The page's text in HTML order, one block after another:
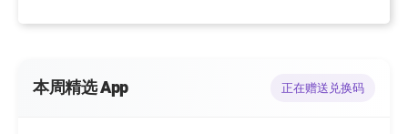
本周精选 App 正在赠送兑换码